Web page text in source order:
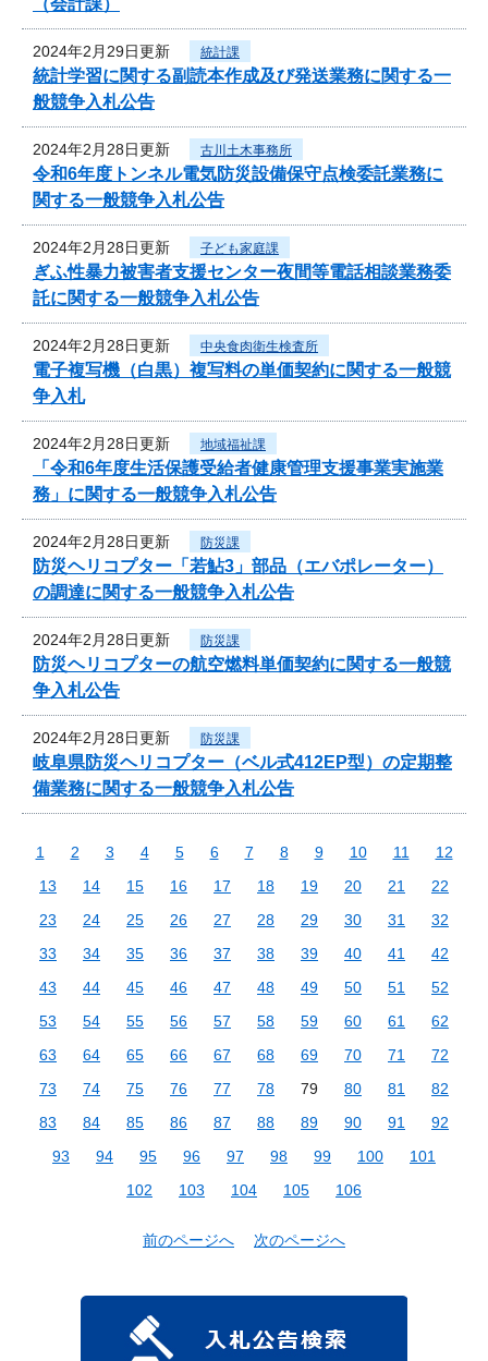
2024年2月29日更新 統計課
統計学習に関する副読本作成及び発送業務に関する一
般競争入札公告
2024年2月28日更新 古川土木事務所
令和6年度トンネル電気防災設備保守点検委託業務に
関する一般競争入札公告
2024年2月28日更新 子ども家庭課
ぎふ性暴力被害者支援センター夜間等電話相談業務委
託に関する一般競争入札公告
2024年2月28日更新 中央食肉衛生検査所
電子複写機（白黒）複写料の単価契約に関する一般競
争入札
2024年2月28日更新 地域福祉課
「令和6年度生活保護受給者健康管理支援事業実施業
務」に関する一般競争入札公告
2024年2月28日更新 防災課
防災ヘリコプター「若鮎3」部品（エバポレーター）
の調達に関する一般競争入札公告
2024年2月28日更新 防災課
防災ヘリコプターの航空燃料単価契約に関する一般競
争入札公告
2024年2月28日更新 防災課
岐阜県防災ヘリコプター（ベル式412EP型）の定期整
備業務に関する一般競争入札公告
1 2 3 4 5 6 7 8 9 10 11
12
13
14 15 16 17 18 19 20 21
22
23
24 25 26 27 28 29 30 31
32
33
34 35 36 37 38 39 40 41
42
43
44 45 46 47 48 49 50 51
52
53
54 55 56 57 58 59 60 61
62
63
64 65 66 67 68 69 70 71
72
73
74 75 76 77 78 79 80 81
82
83
84 85 86 87 88 89 90 91
92
93
94 95 96 97 98 99 100
101
102
103 104 105 106
前のページへ 次のページへ